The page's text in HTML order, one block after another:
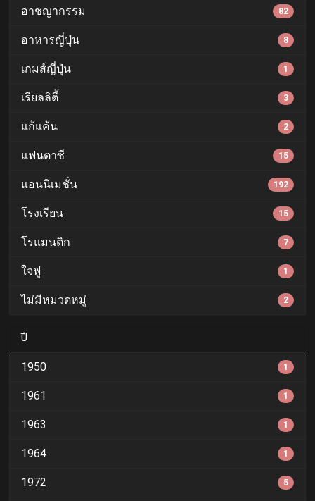
อาชญากรรม 82
อาหารญี่ปุ่น 8
เกมส์ญี่ปุ่น 1
เรียลลิตี้ 3
แก้แค้น 2
แฟนตาซี 15
แอนนิเมชั่น 192
โรงเรียน 15
โรแมนติก 7
ใจฟู 1
ไม่มีหมวดหมู่ 2
ปี
1950 1
1961 1
1963 1
1964 1
1972 5